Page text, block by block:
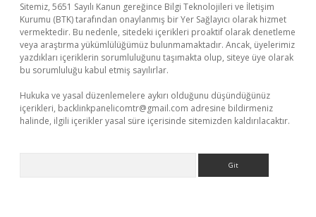
Sitemiz, 5651 Sayılı Kanun gereğince Bilgi Teknolojileri ve İletişim
Kurumu (BTK) tarafından onaylanmış bir Yer Sağlayıcı olarak hizmet
vermektedir. Bu nedenle, sitedeki içerikleri proaktif olarak denetleme
veya araştırma yükümlülüğümüz bulunmamaktadır. Ancak, üyelerimiz
yazdıkları içeriklerin sorumluluğunu taşımakta olup, siteye üye olarak
bu sorumluluğu kabul etmiş sayılırlar.
Hukuka ve yasal düzenlemelere aykırı olduğunu düşündüğünüz
içerikleri, backlinkpanelicomtr@gmail.com adresine bildirmeniz
halinde, ilgili içerikler yasal süre içerisinde sitemizden kaldırılacaktır.